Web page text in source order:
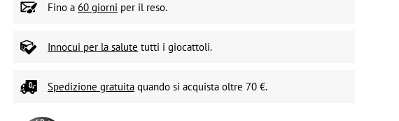
Fino a 60 giorni per il reso.
Innocui per la salute tutti i giocattoli.
Spedizione gratuita quando si acquista oltre 70 €.